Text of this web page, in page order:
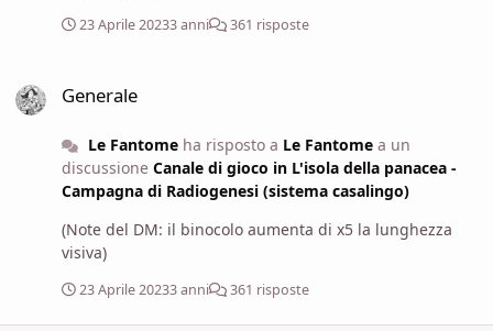
23 Aprile 20233 anni 361 risposte
Generale
Le Fantomeha risposto a Le Fantomea un
discussione Canale di gioco in L'isola della panacea -
Campagna di Radiogenesi (sistema casalingo)
(Note del DM: il binocolo aumenta di x5 la lunghezza
visiva)
23 Aprile 20233 anni 361 risposte